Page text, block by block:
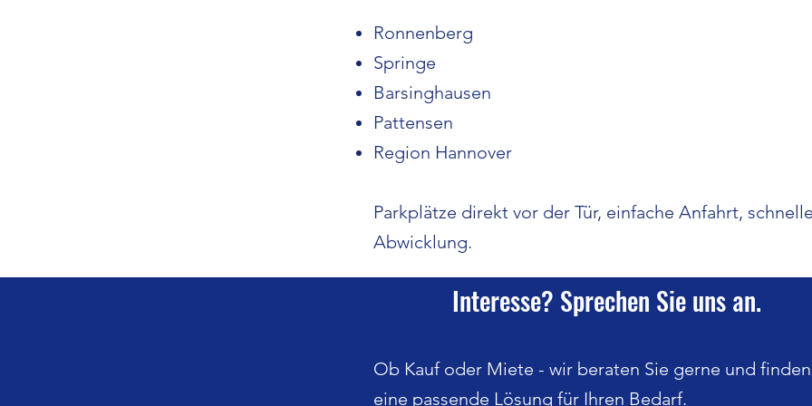
Ronnenberg
Springe
Barsinghausen
Pattensen
Region Hannover
Parkplätze direkt vor der Tür, einfache Anfahrt,
Abwicklung.
Interesse? Sprechen Sie uns an.
Ob Kauf oder Miete - wir beraten Sie gerne und finden
eine passende Lösung für Ihren Bedarf.